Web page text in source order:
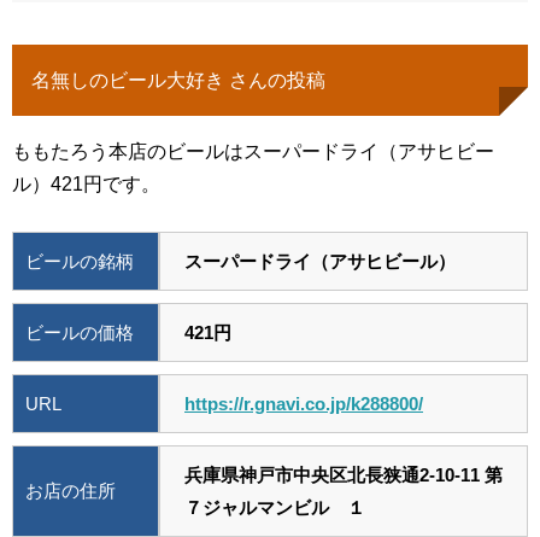
名無しのビール大好き さんの投稿
ももたろう本店のビールはスーパードライ（アサヒビー
ル）421円です。
ビールの銘柄 スーパードライ（アサヒビール）
ビールの価格 421円
URL https://r.gnavi.co.jp/k288800/
お店の住所
兵庫県神戸市中央区北長狭通2-10-11 第
７ジャルマンビル １